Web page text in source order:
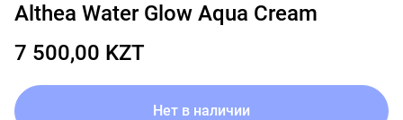
Althea Water Glow Aqua Cream
7 500,00 KZT
Нет в наличии